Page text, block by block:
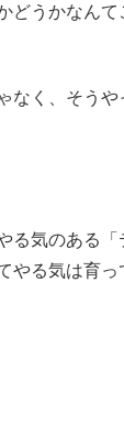
どうかなん
なく、そう
る気のある
る気は育っ